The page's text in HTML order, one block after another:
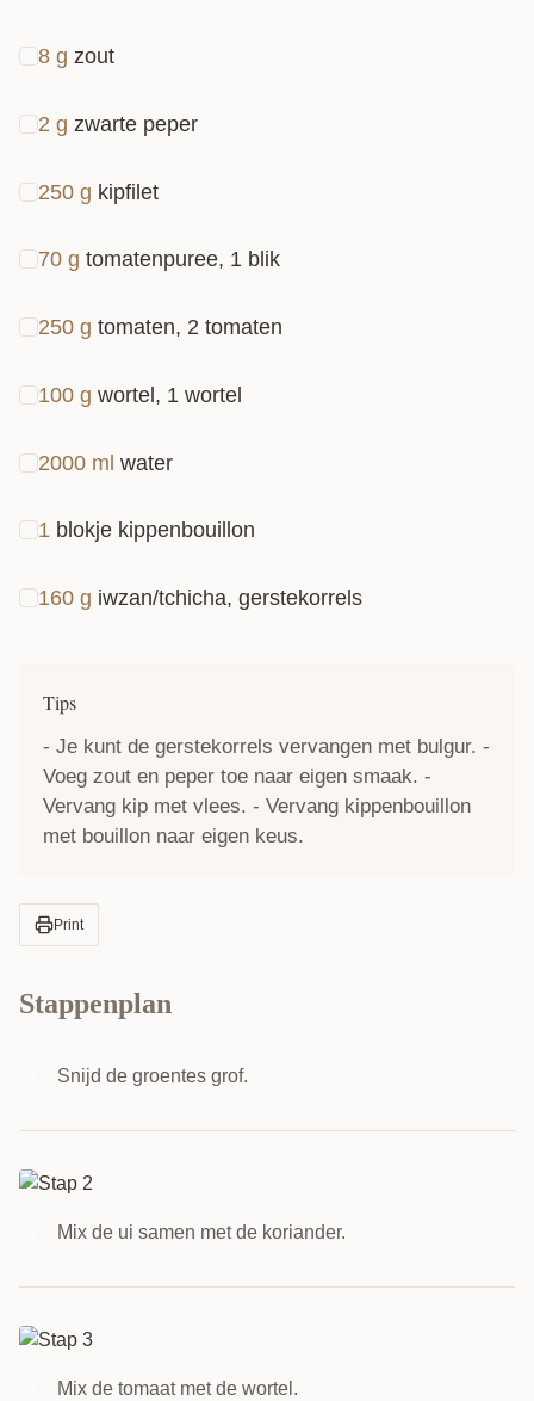
8 g zout
2 g zwarte peper
250 g kipfilet
70 g tomatenpuree, 1 blik
250 g tomaten, 2 tomaten
100 g wortel, 1 wortel
2000 ml water
1 blokje kippenbouillon
160 g iwzan/tchicha, gerstekorrels
Tips
- Je kunt de gerstekorrels vervangen met bulgur. -
Voeg zout en peper toe naar eigen smaak. -
Vervang kip met vlees. - Vervang kippenbouillon
met bouillon naar eigen keus.
Print
Stappenplan
Snijd de groentes grof.
Mix de ui samen met de koriander.
Mix de tomaat met de wortel.